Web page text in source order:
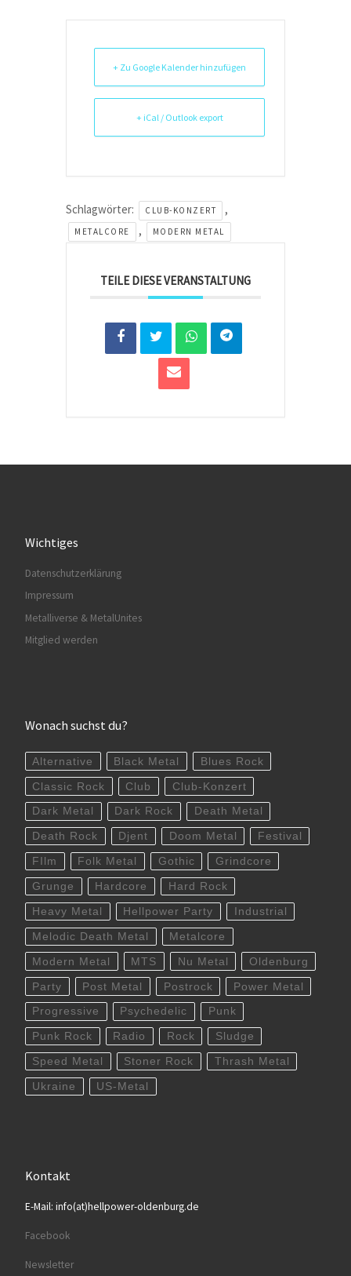
+ Zu Google Kalender hinzufügen
+ iCal / Outlook export
Schlagwörter: CLUB-KONZERT ,
METALCORE , MODERN METAL
TEILE DIESE VERANSTALTUNG
Wichtiges
Datenschutzerklärung
Impressum
Metalliverse & MetalUnites
Mitglied werden
Wonach suchst du?
Alternative Black Metal Blues Rock
Classic Rock Club Club-Konzert
Dark Metal Dark Rock Death Metal
Death Rock Djent Doom Metal Festival
FIlm Folk Metal Gothic Grindcore
Grunge Hardcore Hard Rock
Heavy Metal Hellpower Party Industrial
Melodic Death Metal Metalcore
Modern Metal MTS Nu Metal Oldenburg
Party Post Metal Postrock Power Metal
Progressive Psychedelic Punk
Punk Rock Radio Rock Sludge
Speed Metal Stoner Rock Thrash Metal
Ukraine US-Metal
Kontakt
E-Mail: info(at)hellpower-oldenburg.de
Facebook
Newsletter